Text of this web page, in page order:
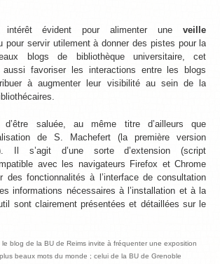
intérêt évident pour alimenter uneveille
pour servir utilement à donner des pistes pour la
blogs de bibliothèque universitaire, cet
aussi favoriser les interactions entre les blogs
à augmenter leur visibilité au sein de la
d’être saluée, au même titre d’ailleurs que
de S. Machefert (la première version
Il s’agit d’une sorte d’extension (script
avec les navigateurs Firefox et Chrome
des fonctionnalités à l’interface de consultation
informations nécessaires à l’installation et à la
sont clairement présentées et détaillées sur le
blog de la BU de Reims invite à fréquenter une exposition
beaux mots du monde ; celui de la BU de Grenoble